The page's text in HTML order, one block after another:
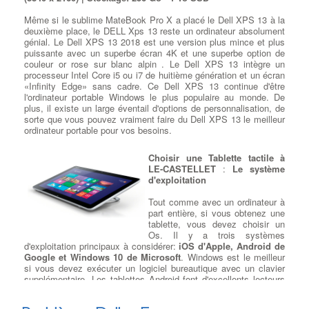
Dépanner le disque dur de
votre Ordi portable: Si vous
avez déjà eu la malchance d'avoir
une panne de disque dur ou
SSDentrainant une perte de vos
données, vous savez
probablement comment il peut
être extrêmement coûteux d'avoir
des données totalement
récupérées. à LE-CASTELLET Nous pouvons vous informer en
quelques minutes si le disque est récupérable en magasin ou s'il
est défectueux mécaniquementet doit être envoyé au
laboratoire de récupération de données Vous avez perdu vos
possible sur un nouveau support de votre choix …
Même si le sublime MateBook Pro X a placé le Dell XPS 13 à la
deuxième place, le DELL Xps 13 reste un ordinateur absolument
génial. Le Dell XPS 13 2018 est une version plus mince et plus
puissante avec un superbe écran 4K et une superbe option de
couleur or rose sur blanc alpin . Le Dell XPS 13 intègre un
processeur Intel Core i5 ou i7 de huitième génération et un écran
«Infinity Edge» sans cadre. Ce Dell XPS 13 continue d'être
l'ordinateur portable Windows le plus populaire au monde. De
plus, il existe un large éventail d'options de personnalisation, de
sorte que vous pouvez vraiment faire du Dell XPS 13 le meilleur
ordinateur portable pour vos besoins.
Choisir une Tablette tactile à
LE-CASTELLET : Le système
d'exploitation
Tout comme avec un ordinateur à
part entière, si vous obtenez une
tablette, vous devez choisir un
Os. Il y a trois systèmes
d'exploitation principaux à considérer: iOS d'Apple, Android de
Google et Windows 10 de Microsoft. Windows est le meilleur
si vous devez exécuter un logiciel bureautique avec un clavier
supplémentaire. Les tablettes Android font d'excellents lecteurs